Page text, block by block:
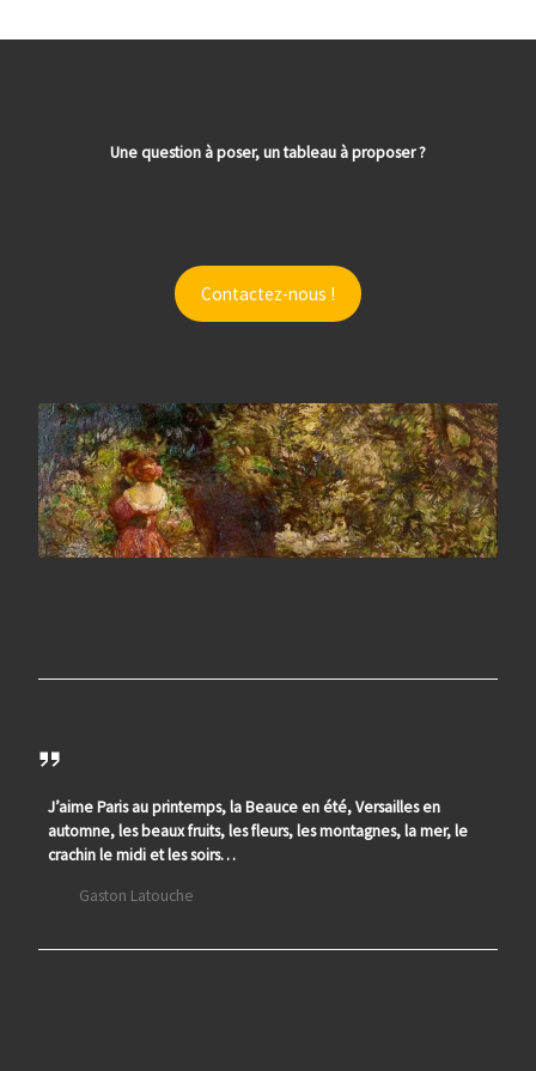
Une question à poser, un tableau à proposer ?
Contactez-nous !
J’aime Paris au printemps, la Beauce en été, Versailles en
automne, les beaux fruits, les fleurs, les montagnes, la mer, le
crachin le midi et les soirs…
Gaston Latouche